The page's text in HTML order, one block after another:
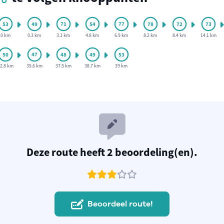
0 km 0.3 km 3.1 km 4.8 km 6.9 km 8.2 km 8.4 km 14.1 km
km 35.6 km 37.5 km 38.7 km 39 km
Deze route heeft 2 beoordeling(en).
Beoordeel route!